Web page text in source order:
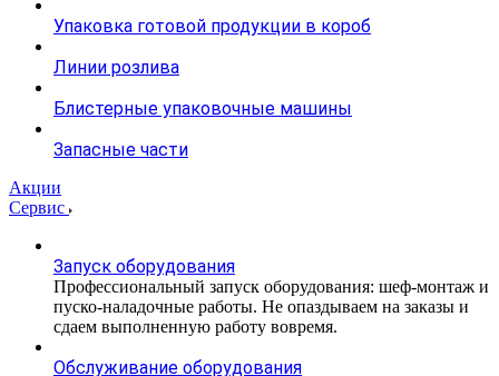
Упаковка готовой продукции в короб
Линии розлива
Блистерные упаковочные машины
Запасные части
Акции
Сервис
Запуск оборудования
Профессиональный запуск оборудования: шеф-монтаж и
пуско-наладочные работы. Не опаздываем на заказы и
сдаем выполненную работу вовремя.
Обслуживание оборудования